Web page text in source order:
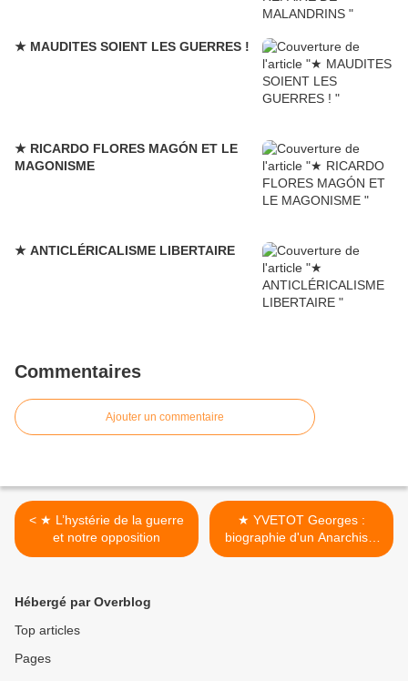
★ MAUDITES SOIENT LES GUERRES !
★ RICARDO FLORES MAGÓN ET LE
MAGONISME
★ ANTICLÉRICALISME LIBERTAIRE
Commentaires
Ajouter un commentaire
< ★ L’hystérie de la guerre
et notre opposition
★ YVETOT Georges :
biographie d'un Anarchiste
>
Hébergé par Overblog
Top articles
Pages